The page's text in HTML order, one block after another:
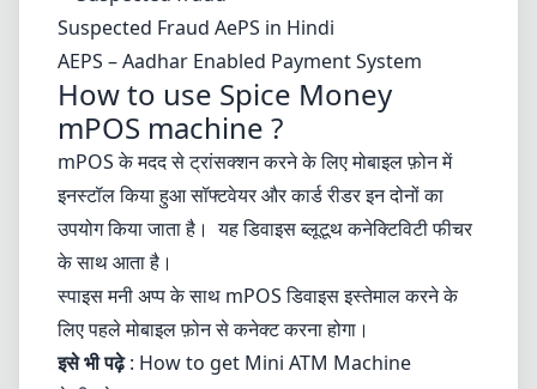
Suspected Fraud AePS in Hindi
AEPS – Aadhar Enabled Payment System
How to use Spice Money
mPOS machine ?
mPOS के मदद से ट्रांसक्शन करने के लिए मोबाइल फ़ोन में
इनस्टॉल किया हुआ सॉफ्टवेयर और कार्ड रीडर इन दोनों का
उपयोग किया जाता है। यह डिवाइस ब्लूटूथ कनेक्टिविटी फीचर
के साथ आता है।
स्पाइस मनीअप्प के साथ mPOS डिवाइस इस्तेमाल करने के
लिए पहले मोबाइल फ़ोन से कनेक्ट करना होगा।
इसे भी पढ़े: How to get Mini ATM Machine